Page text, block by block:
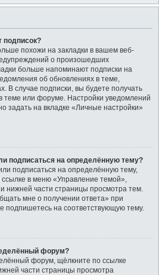
подписок?
похожи на закладки в вашем веб-
о произошедших
больше напоминают подписки на
об обновлениях в теме,
В случае подписки, вы будете получать
теме или форуме. Настройки уведомлений
задать на вкладке «Личные настройки»
подписаться на определённую тему?
подписаться на определённую тему,
в меню «Управление темой»,
нижней части страницы просмотра тем.
мне о получении ответа» при
подпишетесь на соответствующую тему.
форум?
форум, щёлкните по ссылке
части страницы просмотра